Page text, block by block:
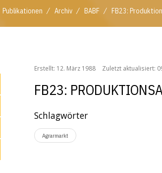
Publikationen / Archiv / BABF / FB23:
Erstellt: 12. März 1988 Zuletzt aktualisiert:
FB23:
Schlagwörter
Agrarmarkt